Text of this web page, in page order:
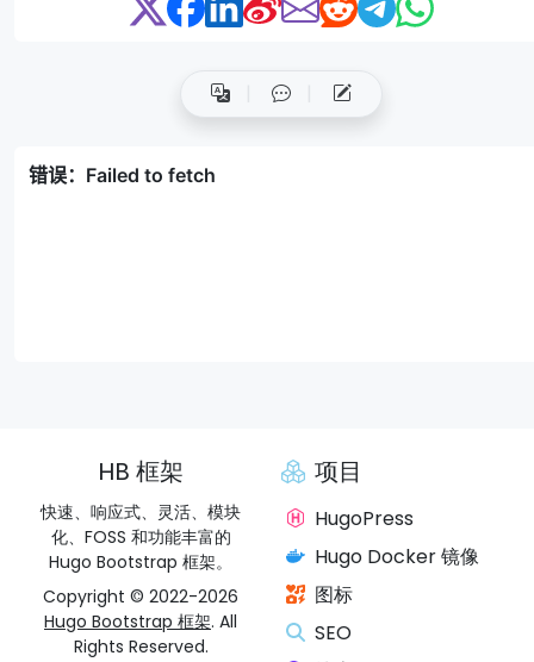
HB 框架
快速、响应式、灵活、模块
化、FOSS 和功能丰富的
Hugo Bootstrap 框架。
Copyright © 2022-2026
Hugo Bootstrap 框架. All
Rights Reserved.
项目
HugoPress
Hugo Docker 镜像
图标
SEO